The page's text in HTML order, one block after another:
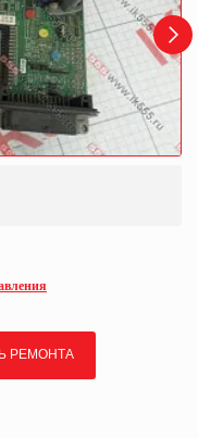
РЕМОНТА